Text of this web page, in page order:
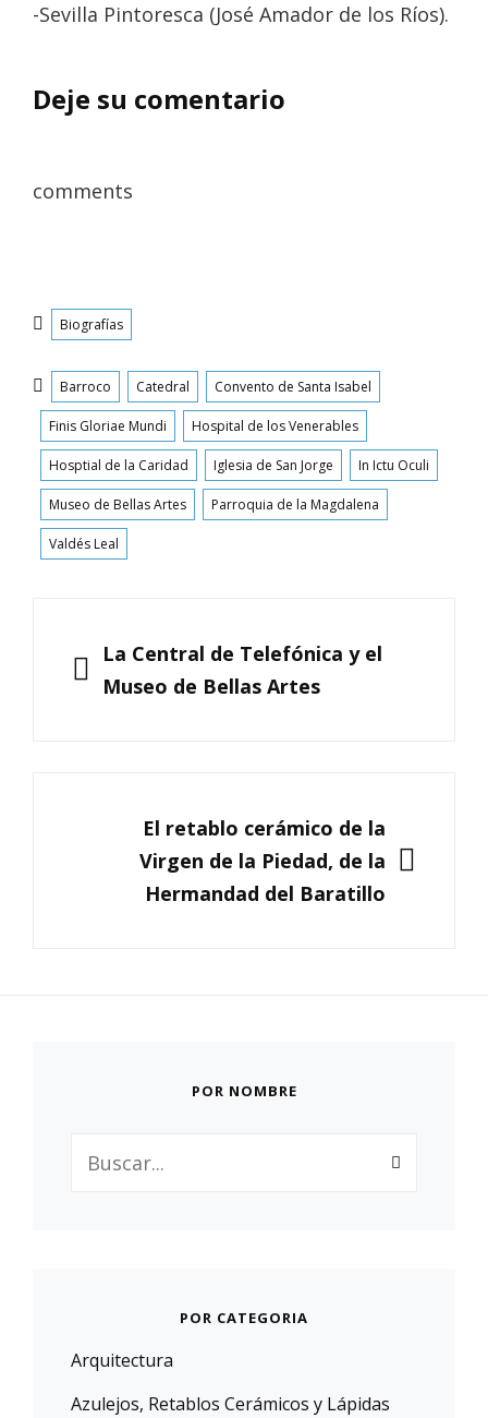
-Sevilla Pintoresca (José Amador de los Ríos).
Deje su comentario
comments
Categorías
Biografías
Etiquetas
Barroco Catedral Convento de Santa Isabel
Finis Gloriae Mundi Hospital de los Venerables
Hosptial de la Caridad Iglesia de San Jorge In Ictu Oculi
Museo de Bellas Artes Parroquia de la Magdalena
Valdés Leal
entradas
ANTERIOR
La Central de Telefónica y el
Museo de Bellas Artes
SIGUIENTEEl retablo cerámico de la
Virgen de la Piedad, de la
Hermandad del Baratillo
POR NOMBRE
POR CATEGORIA
Arquitectura
Azulejos, Retablos Cerámicos y Lápidas